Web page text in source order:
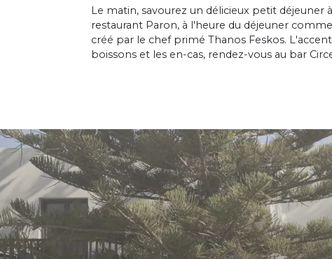
Le matin, savourez un délicieux petit déjeuner
restaurant Paron, à l'heure du déjeuner
créé par le chef primé Thanos Feskos.
boissons et les en-cas, rendez-vous au bar